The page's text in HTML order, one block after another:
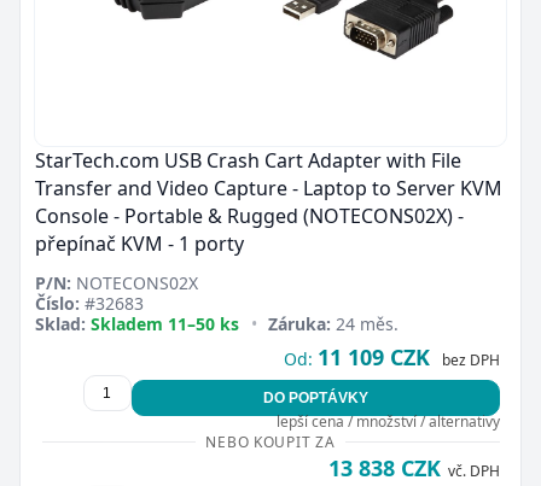
StarTech.com USB Crash Cart Adapter with File
Transfer and Video Capture - Laptop to Server KVM
Console - Portable & Rugged (NOTECONS02X) -
přepínač KVM - 1 porty
P/N: NOTECONS02X
Číslo: #32683
Sklad: Skladem 11–50 ks • Záruka: 24 měs.
Od: 11 109 CZK bez DPH
DO POPTÁVKY
lepší cena / množství / alternativy
NEBO KOUPIT ZA
13 838 CZK vč. DPH